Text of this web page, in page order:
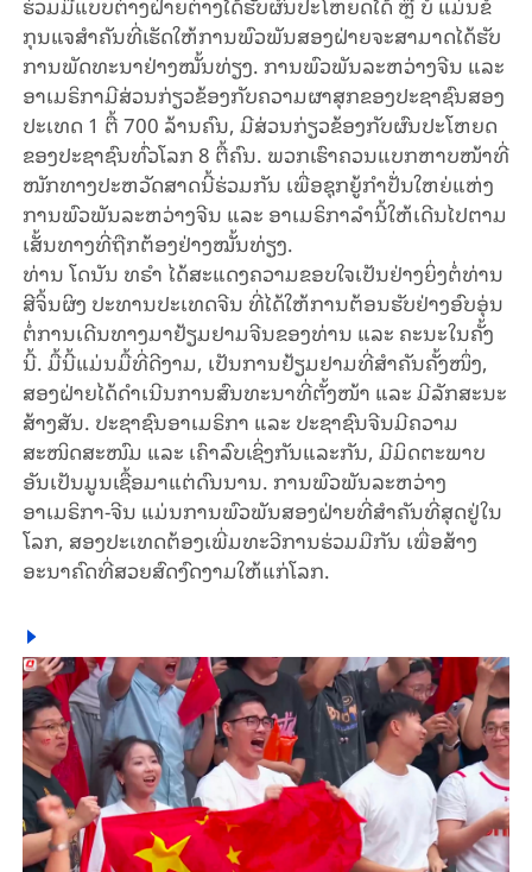
ກຸນແຈສຳຄັນທີ່ເຮັດໃຫ້ການພົວພັນສອງຝ່າຍຈະສາມາດໄດ້ຮັບ
ການພັດທະນາຢ່າງໝັ້ນທ່ຽງ. ການພົວພັນລະຫວ່າງຈີນ ແລະ
ອາເມຣິກາມີສ່ວນກ່ຽວຂ້ອງກັບຄວາມຜາສຸກຂອງປະຊາຊົນສອງ
ປະເທດ 1 ຕື້ 700 ລ້ານຄົນ, ມີສ່ວນກ່ຽວຂ້ອງກັບຜົນປະໂຫຍດ
ຂອງປະຊາຊົນທົ່ວໂລກ 8 ຕື້ຄົນ. ພວກເຮົາຄວນແບກຫາບໜ້າທີ່
ໜັກທາງປະຫວັດສາດນີ້ຮ່ວມກັນ ເພື່ອຊຸກຍູ້ກຳປັ່ນໃຫຍ່ແຫ່ງ
ການພົວພັນລະຫວ່າງຈີນ ແລະ ອາເມຣິກາລຳນີ້ໃຫ້ເດີນໄປຕາມ
ເສັ້ນທາງທີ່ຖືກຕ້ອງຢ່າງໝັ້ນທ່ຽງ.
ທ່ານ ໂດນັນ ທຣຳ ໄດ້ສະແດງຄວາມຂອບໃຈເປັນຢ່າງຍິ່ງຕໍ່ທ່ານ
ສີຈິ້ນຜິງ ປະທານປະເທດຈີນ ທີ່ໄດ້ໃຫ້ການຕ້ອນຮັບຢ່າງອົບອຸ່ນ
ຕໍ່ການເດີນທາງມາຢ້ຽມຢາມຈີນຂອງທ່ານ ແລະ ຄະນະໃນຄັ້ງ
ນີ້. ມື້ນີ້ແມ່ນມື້ທີ່ດີງາມ, ເປັນການຢ້ຽມຢາມທີ່ສໍາຄັນຄັ້ງໜຶ່ງ,
ສອງຝ່າຍໄດ້ດໍາເນີນການສົນທະນາທີ່ຕັ້ງໜ້າ ແລະ ມີລັກສະນະ
ສ້າງສັນ. ປະຊາຊົນອາເມຣິກາ ແລະ ປະຊາຊົນຈີນມີຄວາມ
ສະໜິດສະໜົມ ແລະ ເຄົາລົບເຊິ່ງກັນແລະກັນ, ມີມິດຕະພາບ
ອັນເປັນມູນເຊື້ອມາແຕ່ດົນນານ. ການພົວພັນລະຫວ່າງ
ອາເມຣິກາ-ຈີນ ແມ່ນການພົວພັນສອງຝ່າຍທີ່ສຳຄັນທີ່ສຸດຢູ່ໃນ
ໂລກ, ສອງປະເທດຕ້ອງເພີ່ມທະວີການຮ່ວມມືກັນ ເພື່ອສ້າງ
ອະນາຄົດທີ່ສວຍສົດງົດງາມໃຫ້ແກ່ໂລກ.